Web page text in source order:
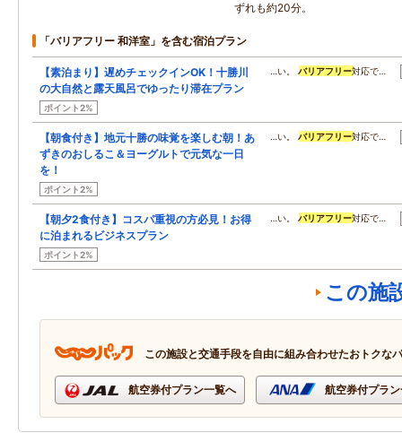
ずれも約20分。
「バリアフリー 和洋室」を含む宿泊プラン
【素泊まり】遅めチェックインOK！十勝川
の大自然と露天風呂でゆったり滞在プラン
ポイント2%
…い。バリアフリー対応で…
【朝食付き】地元十勝の味覚を楽しむ朝！あ
ずきのおしるこ＆ヨーグルトで元気な一日
を！
ポイント2%
…い。バリアフリー対応で…
【朝夕2食付き】コスパ重視の方必見！お得
に泊まれるビジネスプラン
ポイント2%
…い。バリアフリー対応で…
この施
この施設と交通手段を自由に組み合わせたおトクな
航空券付プラン一覧へ 航空券付プラ